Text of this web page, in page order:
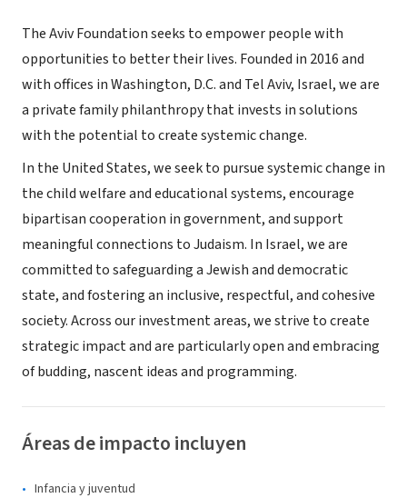
The Aviv Foundation seeks to empower people with
opportunities to better their lives. Founded in 2016 and
with offices in Washington, D.C. and Tel Aviv, Israel, we are
a private family philanthropy that invests in solutions
with the potential to create systemic change.
In the United States, we seek to pursue systemic change in
the child welfare and educational systems, encourage
bipartisan cooperation in government, and support
meaningful connections to Judaism. In Israel, we are
committed to safeguarding a Jewish and democratic
state, and fostering an inclusive, respectful, and cohesive
society. Across our investment areas, we strive to create
strategic impact and are particularly open and embracing
of budding, nascent ideas and programming.
Áreas de impacto incluyen
Infancia y juventud